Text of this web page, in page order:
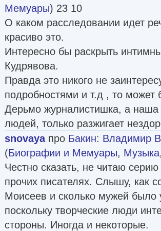
Мемуары) 23 10
О каком расследовании идет
красиво это.
Интересно бы раскрыть
Кудрявова.
Правда это никого не
подробностями и т.д , то может
Дерьмо журналистишка, а наша
людей, только разжигает
snovayaпро Бакин: Владимир
(Биографии и Мемуары, Музыка,
Честно сказать, не читаю
прочих писателях. Слышу, как
Моисеев и сколько мужей было
поскольку творческие люди
стороны. Иногда и некоторые.